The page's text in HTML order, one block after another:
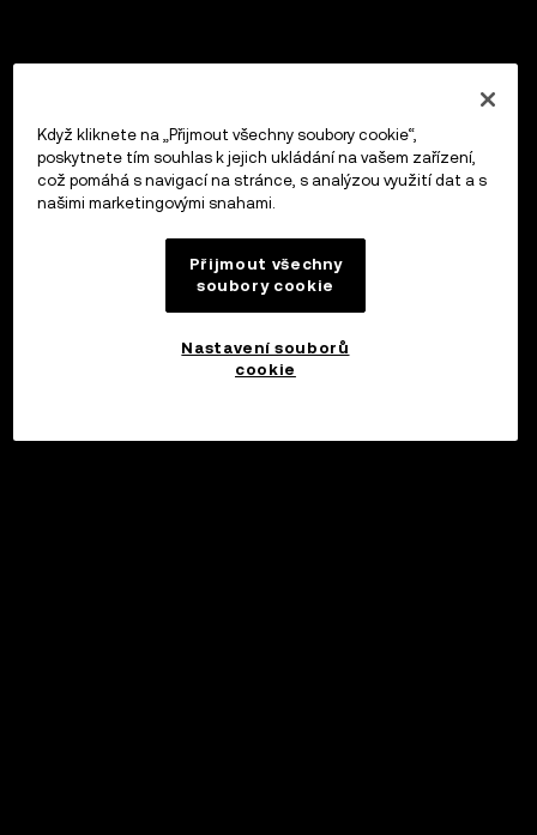
Když kliknete na „Přijmout všechny soubory cookie“,
poskytnete tím souhlas k jejich ukládání na vašem zařízení,
což pomáhá s navigací na stránce, s analýzou využití dat a s
našimi marketingovými snahami.
Přijmout všechny
soubory cookie
Nastavení souborů
cookie